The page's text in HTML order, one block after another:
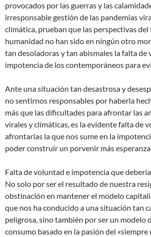
provocados por las guerras y las
irresponsable gestión de las pandemias
climática, prueban que las perspectivas
humanidad no han sido en ningún otro
tan desoladoras y tan abismales la falta de
impotencia de los contemporáneos para
Ante una situación tan desastrosa y
no sentirnos responsables por haberla
más que las dificultades para afrontar las
virales y climáticas, es la evidente falta de
afrontarlas la que nos sume en la
poder construir un porvenir más
Falta de voluntad e impotencia que
No solo por ser el resultado de nuestra
obstinación en mantener el modelo
que nos ha conducido a una situación tan
peligrosa, sino también por ser un modelo
consumo basado en la pasión del «siempre